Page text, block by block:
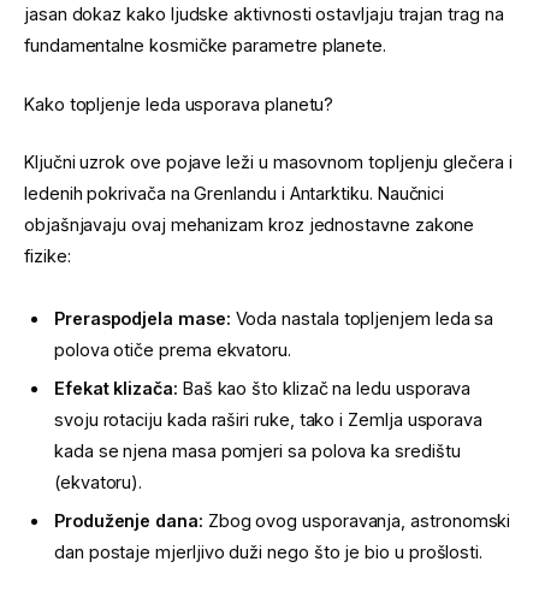
jasan dokaz kako ljudske aktivnosti ostavljaju trajan trag na
fundamentalne kosmičke parametre planete.
Kako topljenje leda usporava planetu?
Ključni uzrok ove pojave leži u masovnom topljenju glečera i
ledenih pokrivača na Grenlandu i Antarktiku. Naučnici
objašnjavaju ovaj mehanizam kroz jednostavne zakone
fizike:
Preraspodjela mase: Voda nastala topljenjem leda sa
polova otiče prema ekvatoru.
Efekat klizača: Baš kao što klizač na ledu usporava
svoju rotaciju kada raširi ruke, tako i Zemlja usporava
kada se njena masa pomjeri sa polova ka središtu
(ekvatoru).
Produženje dana: Zbog ovog usporavanja, astronomski
dan postaje mjerljivo duži nego što je bio u prošlosti.